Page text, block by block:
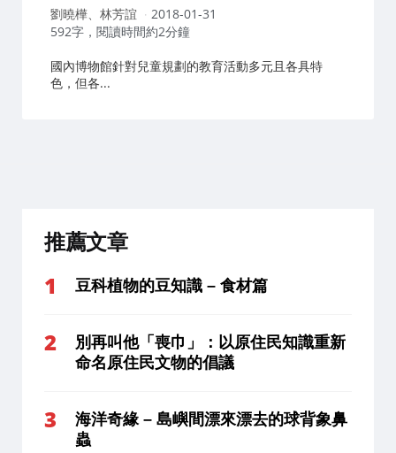
作
者：
劉曉樺、林芳誼
2018-01-31
592字，閱讀時間約2分鐘
國內博物館針對兒童規劃的教育活動多元且各具特
色，但各...
推薦文章
豆科植物的豆知識 – 食材篇
別再叫他「喪巾」：以原住民知識重新
命名原住民文物的倡議
海洋奇緣 – 島嶼間漂來漂去的球背象鼻
蟲